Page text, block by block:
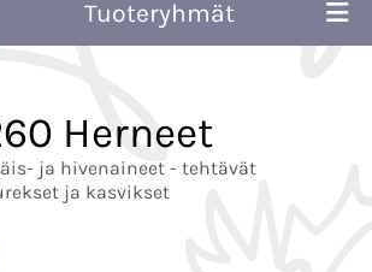
Tuoteryhmät
Herneet
ja hivenaineet - tehtävät
ja kasvikset